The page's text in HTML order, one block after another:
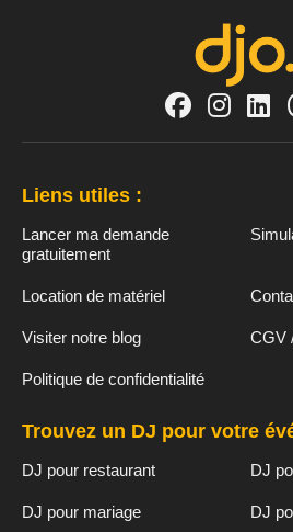
Liens utiles :
Lancer ma demande
gratuitement
Location de matériel
Visiter notre blog CGV
Politique de confidentialité
Trouvez un DJ pour votre
DJ pour restaurant DJ
DJ pour mariage DJ